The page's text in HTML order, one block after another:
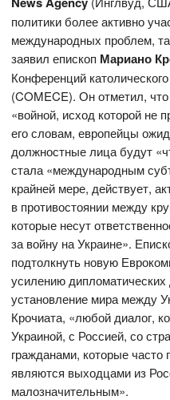
политики более активно
международных проблем,
заявил епископ Мариано
Конференций
(COMECE). Он отметил,
«войной, исход которой не
его словам, европейцы
должностные лица будут
стала «международным
крайней мере, действует,
в противостоянии между
которые несут
за войну на Украине».
подтолкнуть новую
усилению
установление мира между
Крочиата, «любой диалог,
Украиной, с Россией, со
гражданами, которые
являются выходцами из
малозначительным».